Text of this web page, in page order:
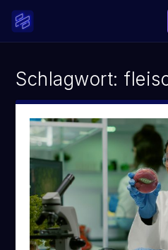
SOFTWARE
TOOLS & FREEBIES
LIVE
MEDIA
ÜBER UNS
Schlagwort: